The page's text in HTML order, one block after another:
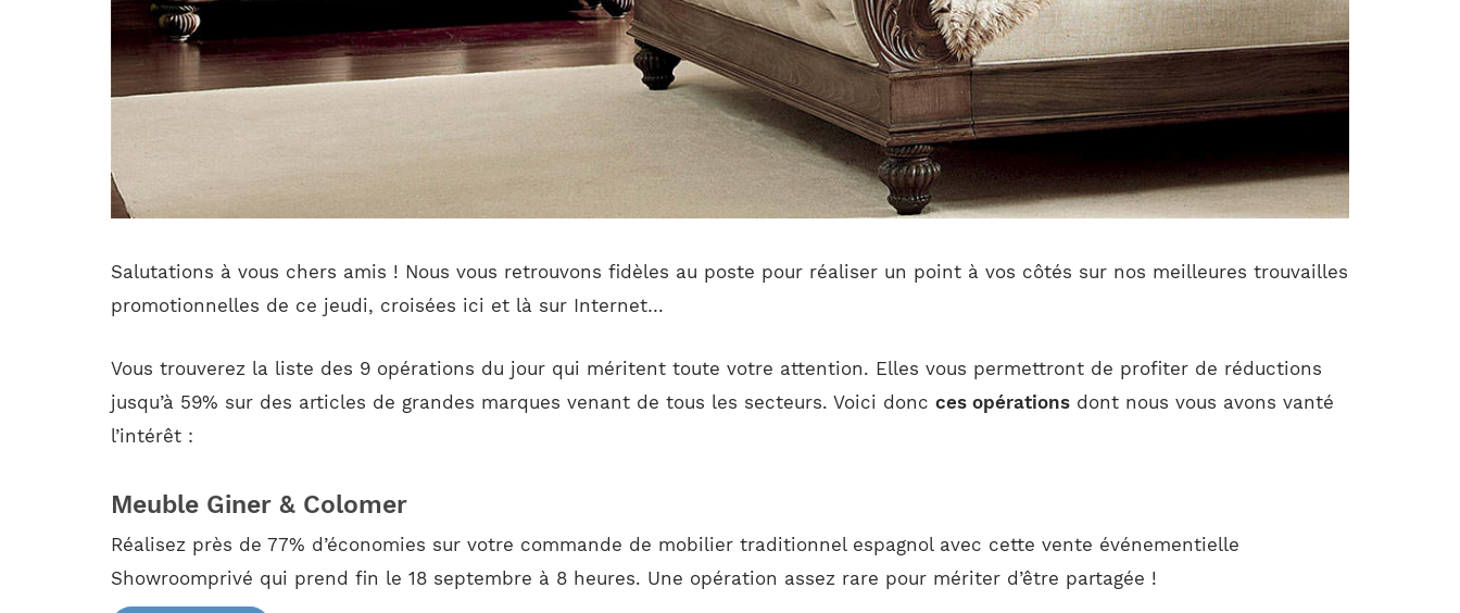
Salutations à vous chers amis ! Nous vous retrouvons fidèles au poste pour réaliser un point à vos côtés sur nos meilleures trouvailles
promotionnelles de ce jeudi, croisées ici et là sur Internet…
Vous trouverez la liste des 9 opérations du jour qui méritent toute votre attention. Elles vous permettront de profiter de réductions
jusqu’à 59% sur des articles de grandes marques venant de tous les secteurs. Voici donc ces opérations dont nous vous avons vanté
l’intérêt :
Meuble Giner & Colomer
Réalisez près de 77% d’économies sur votre commande de mobilier traditionnel espagnol avec cette vente événementielle
Showroomprivé qui prend fin le 18 septembre à 8 heures. Une opération assez rare pour mériter d’être partagée !